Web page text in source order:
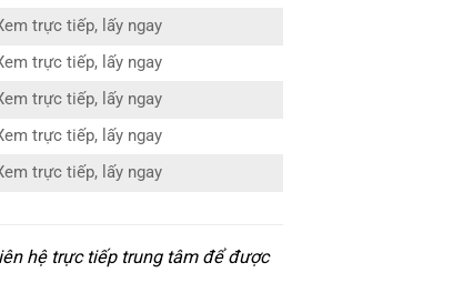
trực tiếp, lấy ngay
trực tiếp, lấy ngay
trực tiếp, lấy ngay
trực tiếp, lấy ngay
trực tiếp, lấy ngay
hệ trực tiếp trung tâm để được